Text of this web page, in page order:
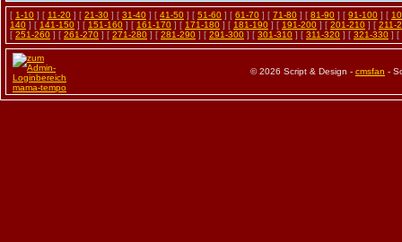
[ 1-10 ] [ 11-20 ] [ 21-30 ] [ 31-40 ] [ 41-50 ] [ 51-60 ] [ 61-70 ] [ 71-80 ] [ 81-90 ] [ 91-100 ] [
140 ] [ 141-150 ] [ 151-160 ] [ 161-170 ] [ 171-180 ] [ 181-190 ] [ 191-200 ] [ 201-210 ] [ 211-
[ 251-260 ] [ 261-270 ] [ 271-280 ] [ 281-290 ] [ 291-300 ] [ 301-310 ] [ 311-320 ] [ 321-330 ] [
© 2026 Script & Design - cmsfan -